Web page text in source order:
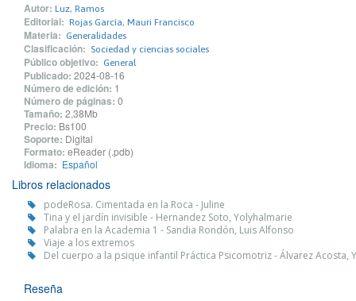
Autor: Luz, Ramos
Editorial: Rojas García, Mauri Francisco
Materia: Generalidades
Clasificación: Sociedad y ciencias sociales
Público objetivo: General
Publicado: 2024-08-16
Número de edición: 1
Número de páginas: 0
Tamaño: 2,38Mb
Precio: Bs100
Soporte: Digital
Formato: eReader (.pdb)
Idioma: Español
Libros relacionados
podeRosa. Cimentada en la Roca - Juline
Tina y el jardín invisible - Hernandez Soto, Yolyhalmarie
Palabra en la Academia 1 - Sandia Rondón, Luis Alfonso
Viaje a los extremos
Del cuerpo a la psique infantil Práctica Psicomotriz - Álvarez Acosta,
Reseña